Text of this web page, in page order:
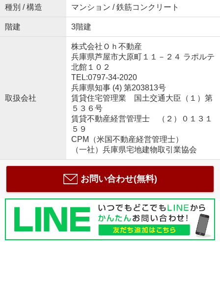
種別 / 構造 マンション / 鉄筋コンクリート
階建 3階建
取扱会社
株式会社Ｏｈ不動産
兵庫県芦屋市大原町１１－２４ ラポルテ
北館１０２
TEL:0797-34-2020
兵庫県知事 (4) 第203813号
賃貸住宅管理業 国土交通大臣（１）第
５３６号
賃貸不動産経営管理士 （２）０１３１
５９
CPM（米国不動産経営管理士）
（一社）兵庫県宅地建物取引業協会
お問い合わせ(無料)